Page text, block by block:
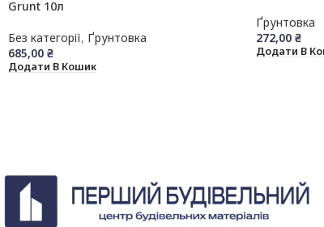
Grunt 10л
Без категорії, Ґрунтовка
685,00 ₴
Додати В Кошик
Ґрунтовка
272,00 ₴
Додати В